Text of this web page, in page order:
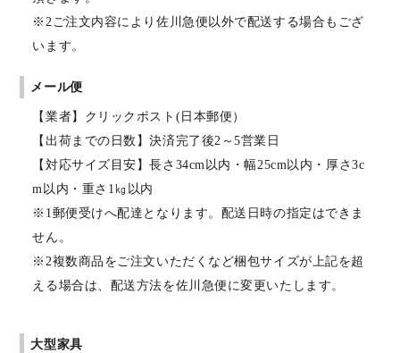
※2ご注文内容により佐川急便以外で配送する場合もござ
います。
メール便
【業者】クリックポスト(日本郵便）
【出荷までの日数】決済完了後2～5営業日
【対応サイズ目安】長さ34cm以内・幅25cm以内・厚さ3c
m以内・重さ1㎏以内
※1郵便受けへ配達となります。配送日時の指定はできま
せん。
※2複数商品をご注文いただくなど梱包サイズが上記を超
える場合は、配送方法を佐川急便に変更いたします。
大型家具